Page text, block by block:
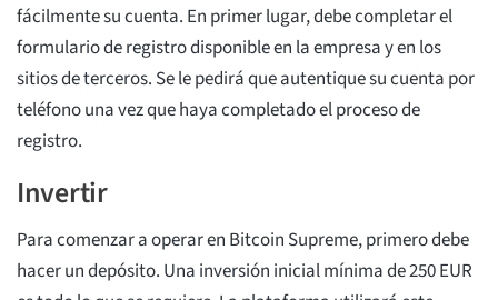
fácilmente su cuenta. En primer lugar, debe completar el
formulario de registro disponible en la empresa y en los
sitios de terceros. Se le pedirá que autentique su cuenta por
teléfono una vez que haya completado el proceso de
registro.
Invertir
Para comenzar a operar en Bitcoin Supreme, primero debe
hacer un depósito. Una inversión inicial mínima de 250 EUR